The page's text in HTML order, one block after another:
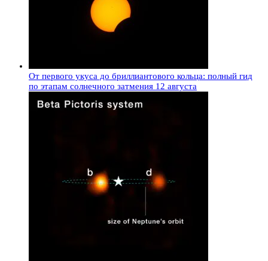
От первого укуса до бриллиантового кольца: полный гид
по этапам солнечного затмения 12 августа